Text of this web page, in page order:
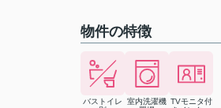
物件の特徴
バストイレ
室内洗濯機 TVモニタ付